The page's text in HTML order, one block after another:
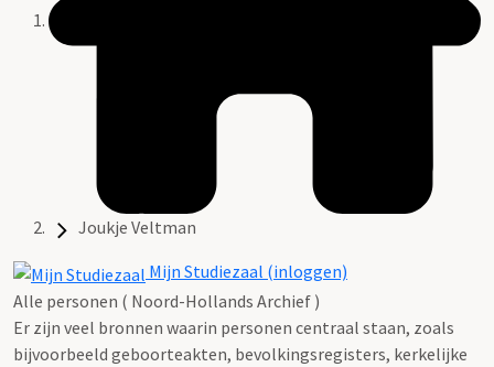
Joukje Veltman
Mijn Studiezaal (inloggen)
Alle personen ( Noord-Hollands Archief )
Er zijn veel bronnen waarin personen centraal staan, zoals
bijvoorbeeld geboorteakten, bevolkingsregisters, kerkelijke